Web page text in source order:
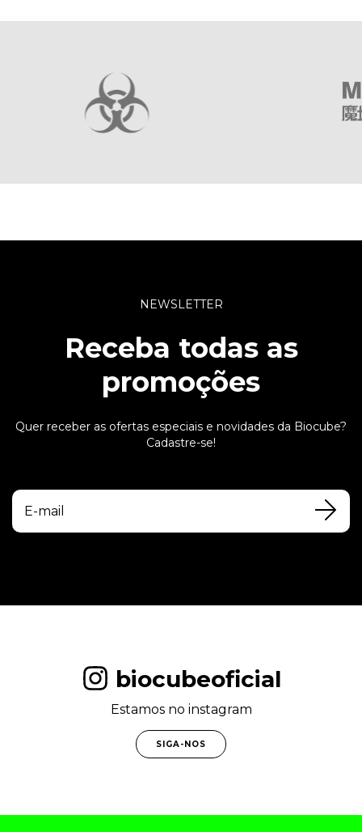
NEWSLETTER
Receba todas as
promoções
Quer receber as ofertas especiais e novidades da Biocube?
Cadastre-se!
biocubeoficial
Estamos no instagram
SIGA-NOS